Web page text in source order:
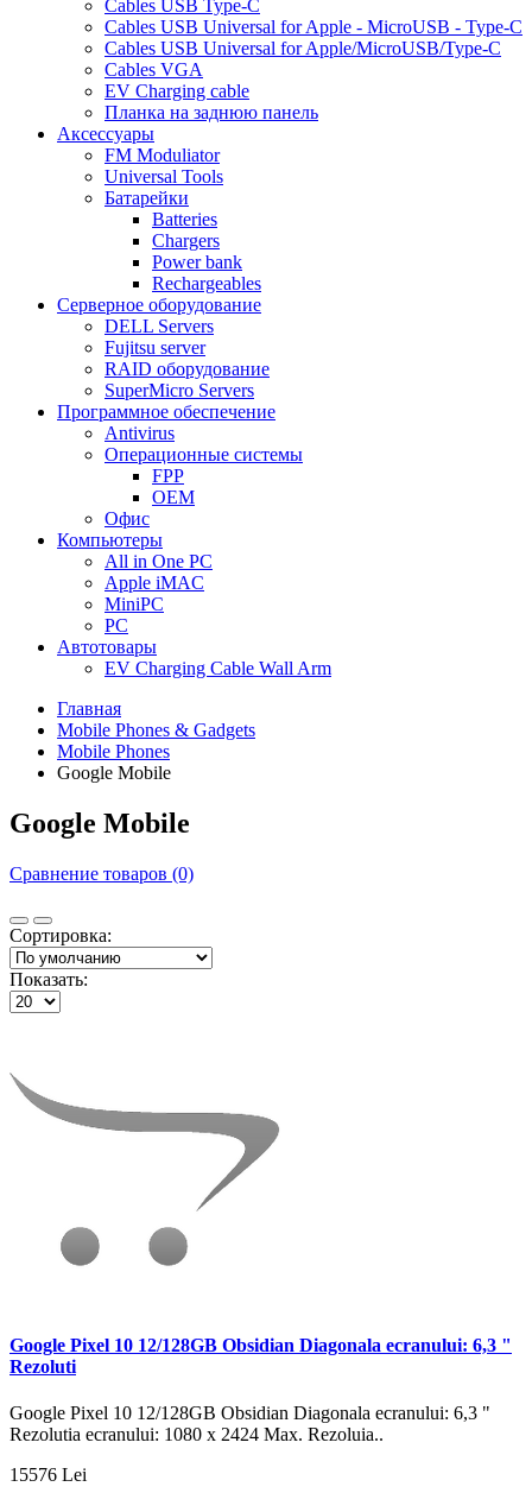
Cables USB Type-C
Cables USB Universal for Apple - MicroUSB - Type-C
Cables USB Universal for Apple/MicroUSB/Type-C
Cables VGA
EV Charging cable
Планка на заднюю панель
Аксессуары
FM Moduliator
Universal Tools
Батарейки
Batteries
Chargers
Power bank
Rechargeables
Серверное оборудование
DELL Servers
Fujitsu server
RAID оборудование
SuperMicro Servers
Программное обеспечение
Antivirus
Операционные системы
FPP
OEM
Офис
Компьютеры
All in One PC
Apple iMAC
MiniPC
PC
Автотовары
EV Charging Cable Wall Arm
Главная
Mobile Phones & Gadgets
Mobile Phones
Google Mobile
Google Mobile
Сравнение товаров (0)
Сортировка:
Показать:
Google Pixel 10 12/128GB Obsidian Diagonala ecranului: 6,3 "
Rezoluti
Google Pixel 10 12/128GB Obsidian Diagonala ecranului: 6,3 "
Rezolutia ecranului: 1080 x 2424 Max. Rezoluia..
15576 Lei